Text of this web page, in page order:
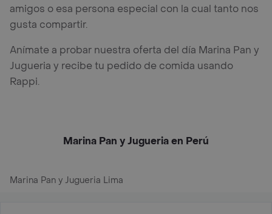
amigos o esa persona especial con la cual tanto nos
gusta compartir.
Anímate a probar nuestra oferta del día Marina Pan y
Jugueria y recibe tu pedido de comida usando
Rappi.
Marina Pan y Jugueria en Perú
Marina Pan y Jugueria Lima